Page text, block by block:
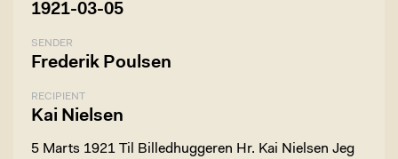
1921-03-05
SENDER
Frederik Poulsen
RECIPIENT
Kai Nielsen
5 Marts 1921 Til Billedhuggeren Hr. Kai Nielsen Jeg